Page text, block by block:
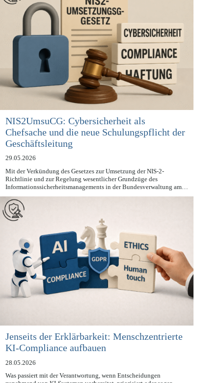
NIS2UmsuCG: Cybersicherheit als
Chefsache und die neue Schulungspflicht der
Geschäftsleitung
29.05.2026
Mit der Verkündung des Gesetzes zur Umsetzung der NIS-2-
Richtlinie und zur Regelung wesentlicher Grundzüge des
Informationssicherheitsmanagements in der Bundesverwaltung am…
Jenseits der Erklärbarkeit: Menschzentrierte
KI-Compliance aufbauen
28.05.2026